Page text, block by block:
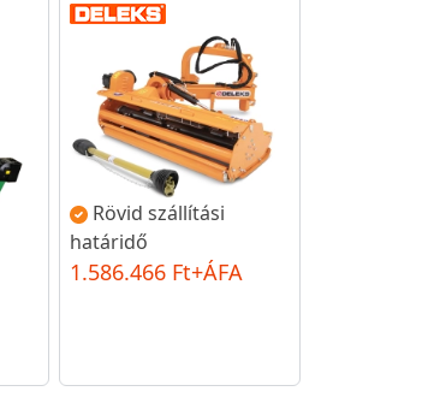
Rövid szállítási
határidő
1.586.466 Ft+ÁFA